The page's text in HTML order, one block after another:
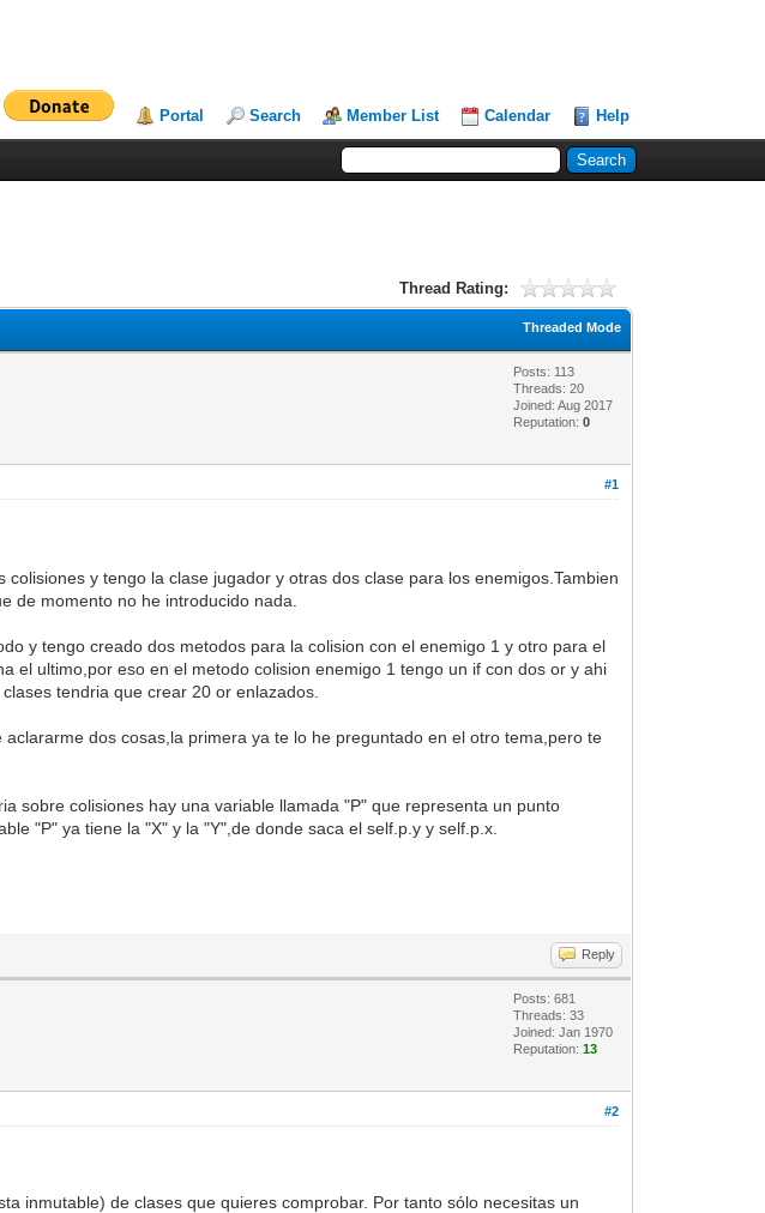
Portal Search Member List Calendar Help
Thread Rating:
Threaded Mode
Posts: 113
Threads: 20
Joined: Aug 2017
Reputation:0
#1
y tengo la clase jugador y otras dos clase para los enemigos.Tambien
de momento no he introducido nada.
y tengo creado dos metodos para la colision con el enemigo 1 y otro para el
el ultimo,por eso en el metodo colision enemigo 1 tengo un if con dos or y ahi
tendria que crear 20 or enlazados.
dos cosas,la primera ya te lo he preguntado en el otro tema,pero te
sobre colisiones hay una variable llamada "P" que representa un punto
"P" ya tiene la "X" y la "Y",de donde saca el self.p.y y self.p.x.
Reply
Posts: 681
Threads: 33
Joined: Jan 1970
Reputation:13
#2
inmutable) de clases que quieres comprobar. Por tanto sólo necesitas un